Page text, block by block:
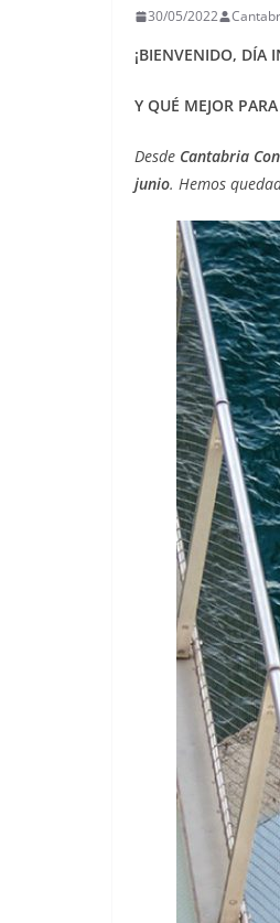
30/05/2022
¡BIENVENIDO, DÍA
Y QUÉ MEJOR
Desde Cantabria
junio. Hemos